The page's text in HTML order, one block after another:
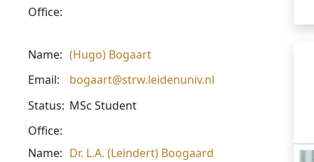
Office:
Name: (Hugo) Bogaart
Email:
bogaart@strw.leidenuniv.nl
Status: MSc Student
Office:
Name: Dr. L.A. (Leindert) Boogaard